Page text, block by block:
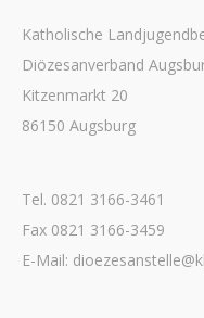
Katholische
Diözesanverband
Kitzenmarkt 20
86150 Augsburg
Tel. 0821 3166-3461
Fax 0821 3166-3459
E-Mail: